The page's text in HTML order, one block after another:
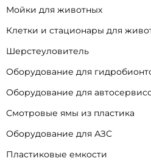
Мойки для животных
Клетки и стационары для
Шерстеуловитель
Оборудование для
Оборудование для
Смотровые ямы из пластика
Оборудование для АЗС
Пластиковые емкости